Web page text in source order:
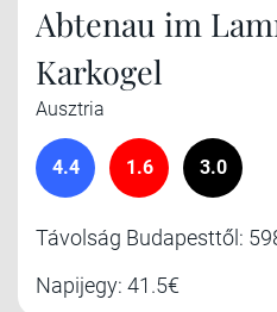
Abtenau im
Karkogel
Ausztria
4.4 1.6 3.0
Távolság Budapesttől:
Napijegy: 41.5€